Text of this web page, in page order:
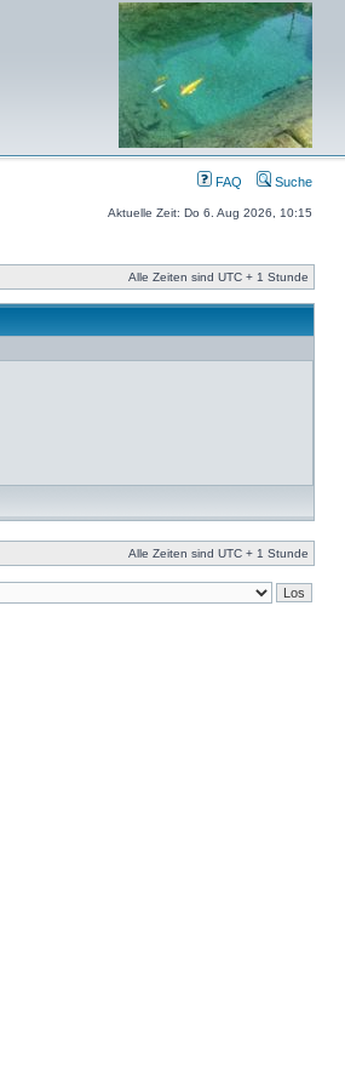
FAQ Suche
Aktuelle Zeit: Do 6. Aug 2026, 10:15
Alle Zeiten sind UTC + 1 Stunde
Alle Zeiten sind UTC + 1 Stunde